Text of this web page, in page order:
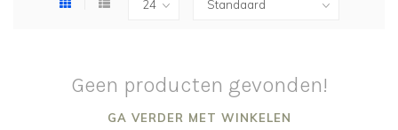
Geen producten gevonden!
GA VERDER MET WINKELEN